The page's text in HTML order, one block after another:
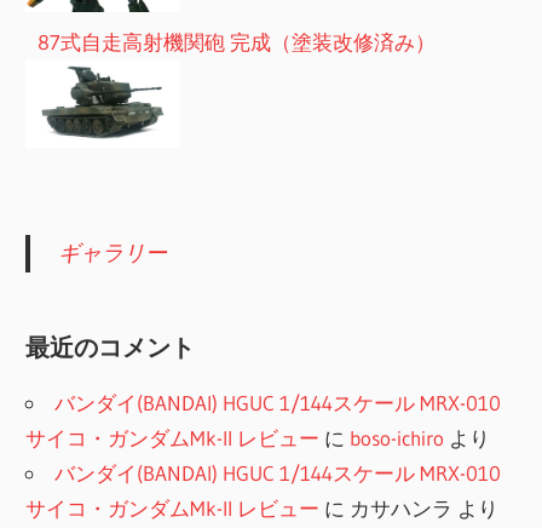
87式自走高射機関砲 完成（塗装改修済み）
ギャラリー
最近のコメント
バンダイ(BANDAI) HGUC 1/144スケール MRX-010
サイコ・ガンダムMk-II レビュー に boso-ichiro より
バンダイ(BANDAI) HGUC 1/144スケール MRX-010
サイコ・ガンダムMk-II レビュー に カサハンラ より